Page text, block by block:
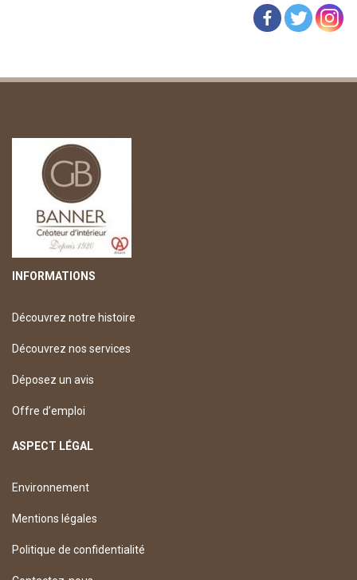
INFORMATIONS
Découvrez notre histoire
Découvrez nos services
Déposez un avis
Offre d’emploi
ASPECT LÉGAL
Environnement
Mentions légales
Politique de confidentialité